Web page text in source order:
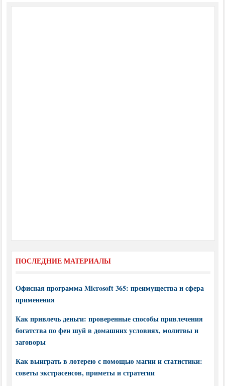
ПОСЛЕДНИЕ МАТЕРИАЛЫ
Офисная программа Microsoft 365: преимущества и сфера
применения
Как привлечь деньги: проверенные способы привлечения
богатства по фен шуй в домашних условиях, молитвы и
заговоры
Как выиграть в лотерею с помощью магии и статистики:
советы экстрасенсов, приметы и стратегии